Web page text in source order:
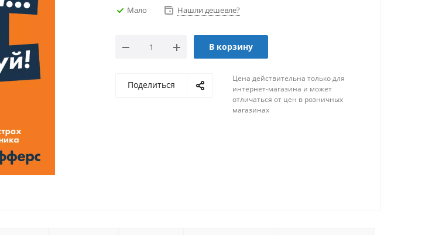
Мало Нашли дешевле?
В корзину
Поделиться
Цена действительна только для
интернет-магазина и может
отличаться от цен в розничных
магазинах